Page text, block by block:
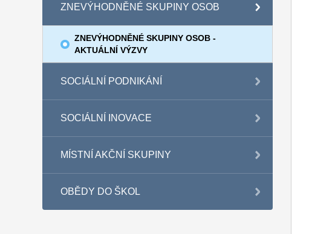
ZNEVÝHODNĚNÉ SKUPINY OSOB
ZNEVÝHODNĚNÉ SKUPINY OSOB -
AKTUÁLNÍ VÝZVY
SOCIÁLNÍ PODNIKÁNÍ
SOCIÁLNÍ INOVACE
MÍSTNÍ AKČNÍ SKUPINY
OBĚDY DO ŠKOL